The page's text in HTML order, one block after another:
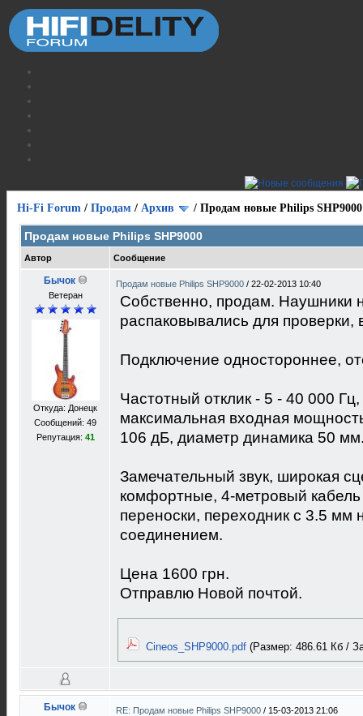
Hi-Fi Forum / Продам / Архив / Продам новые Philips SHP9000
Продам новые Philips SHP9000
Автор Сообщение
Бычок
Ветеран
Откуда: Донецк
Сообщений: 49
Репутация: 41
Продам новые Philips SHP9000 / 22-02-2013 10:40
Собственно, продам. Наушники
распаковывались для проверки,
Подключение одностороннее,
Частотный отклик - 5 - 40 000
максимальная входная
106 дБ, диаметр динамика 50
Замечательный звук, широкая
комфортные, 4-метровый кабель
переноски, переходник с 3.5
соединением.
Цена 1600 грн.
Отправлю Новой почтой.
Cineos_SHP9000.pdf(Размер: 486.61 Кб /
Бычок RE: Продам новые Philips SHP9000 / 15-03-2013 21:06